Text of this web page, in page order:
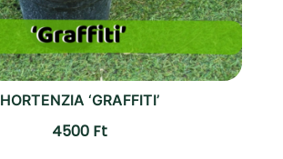
HORTENZIA ‘GRAFFITI’
4500 Ft